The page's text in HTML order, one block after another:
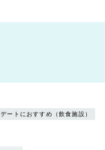
デートにおすすめ（飲食施設）